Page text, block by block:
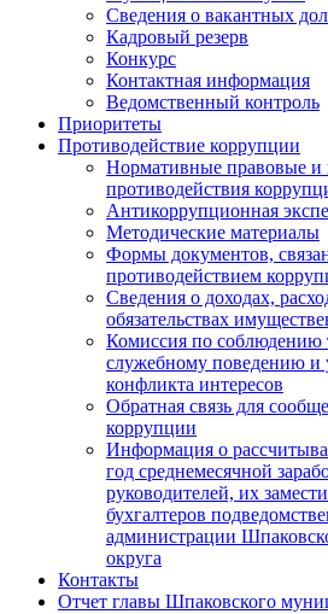
Сведения о вакантных
Кадровый резерв
Конкурс
Контактная информация
Ведомственный контроль
Приоритеты
Противодействие коррупции
Нормативные правовые и
противодействия
Антикоррупционная
Методические материалы
Формы документов,
противодействием
Сведения о доходах,
обязательствах
Комиссия по соблюдению
служебному поведению и
конфликта интересов
Обратная связь для
коррупции
Информация о
год среднемесячной
руководителей, их
бухгалтеров
администрации
округа
Контакты
Отчет главы Шпаковского